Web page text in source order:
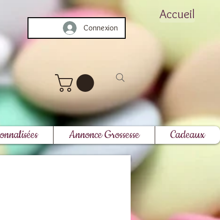
Connexion
Accueil
Annonce Grossesse Cadeaux